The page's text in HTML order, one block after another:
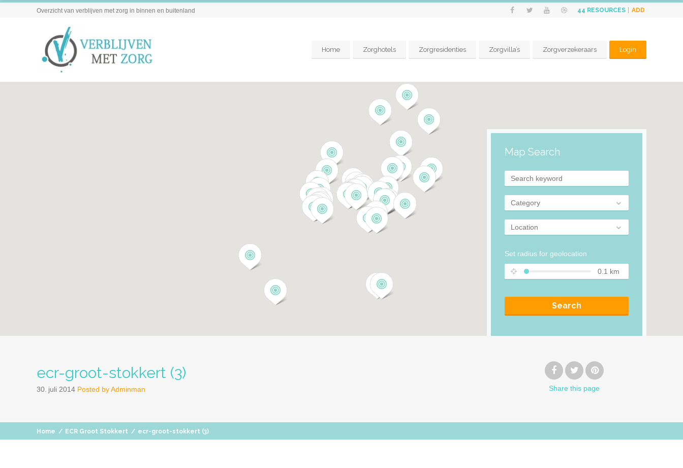
44 RESOURCES ADD
Overzicht van verblijven met zorg in binnen en buitenland
Home Zorghotels Zorgresidenties Zorgvilla’s Zorgverzekeraars Login
Map Search
Category
Location
Set radius for geolocation
0.1 km
Search
ecr-groot-stokkert (3)
30. juli 2014 Posted byAdminman Share this page
Home / ECR Groot Stokkert / ecr-groot-stokkert (3)